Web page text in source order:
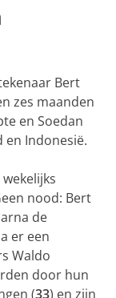
Bert
zes maanden
en Soedan
en Indonesië.
nood: Bert
de
er een
Waldo
door hun
(33) en zijn